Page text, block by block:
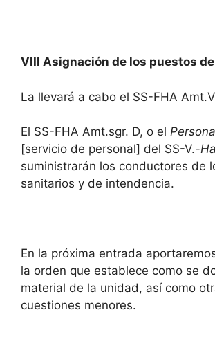
VIII Asignación de los puestos
La llevará a cabo el SS-FHA
El SS-FHA Amt.sgr. D, o el
[servicio de personal] del SS-V.-
suministrarán los conductores de
sanitarios y de intendencia.
En la próxima entrada
la orden que establece como se
material de la unidad, así como
cuestiones menores.